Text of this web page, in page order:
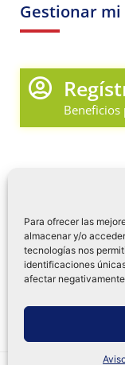
Para ofrecer las
almacenar y/o
tecnologías nos
identificaciones
afectar
Gestionar mi
Beneficios
Mi Cuenta en
Mis Favoritos